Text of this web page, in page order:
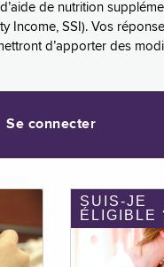
de nutrition
Income, SSI). Vos
d’apporter des
Se connecter
SUIS-JE
ÉLIGIBLE